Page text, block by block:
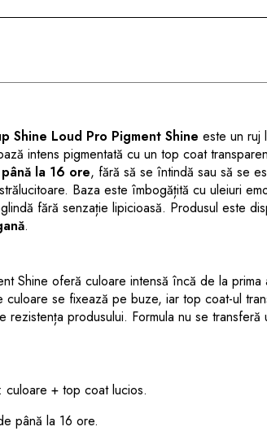
Shine Loud Pro Pigment Shine este un ruj
intens pigmentată cu un top coat
la 16 ore, fără să se întindă sau să se
Baza este îmbogățită cu uleiuri
fără senzație lipicioasă. Produsul este
.
Shine oferă culoare intensă încă de la
se fixează pe buze, iar top coat-ul
rezistența produsului. Formula nu se transferă
culoare + top coat lucios.
până la 16 ore.